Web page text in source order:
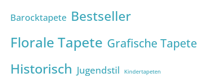
Barocktapete Bestseller
Florale Tapete Grafische Tapete
Historisch Jugendstil Kindertapeten